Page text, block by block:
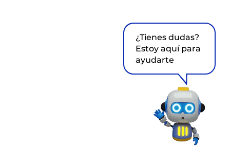
¿Tienes dudas?
Estoy aquí para
ayudarte